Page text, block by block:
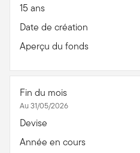
15 ans
Date de création
Aperçu du fonds
Fin du mois
Au 31/05/2026
Devise
Année en cours